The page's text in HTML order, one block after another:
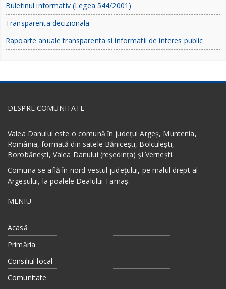
Buletinul informativ (Legea 544/2001)
Transparenta decizionala
Rapoarte anuale transparenta si informatii de interes public
DESPRE COMUNITATE
Valea Danului este o comună în județul Argeș, Muntenia,
România, formată din satele Bănicești, Bolculești,
Borobănești, Valea Danului (reședința) și Vernești.
Comuna se află în nord-vestul județului, pe malul drept al
Argeșului, la poalele Dealului Tamaș.
MENIU
Acasă
Primăria
Consiliul local
Comunitate